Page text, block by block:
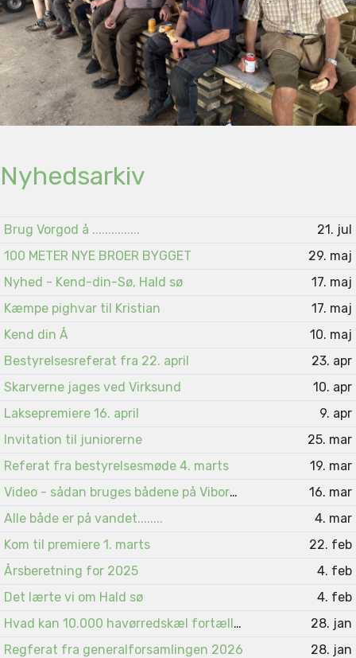
Nyhedsarkiv
Brug Vorgod å ...............
21. jul
100 METER NYE BROER BYGGET
29. maj
Nyhed - Kend-din-Sø, Hald sø
17. maj
Kæmpe pighvar til Kristian
17. maj
Kend din Å
10. maj
Bestyrelsesreferat fra 22. april
23. apr
Skarverne jages ved Virksund
10. apr
Laksepremiere 16. april
9. apr
Invitation til juniorerne
25. mar
Referat fra bestyrelsesmøde 4. marts
19. mar
Video - sådan bruges bådene på Viborgsøerne
16. mar
Alle både er på vandet........
4. mar
Kom til premiere 1. marts
22. feb
Årsberetning for 2025
4. feb
Det lærte vi om Hald sø
4. feb
Hvad kan 10.000 havørredskæl fortælle ?
28. jan
Regferat fra generalforsamlingen 2026
28. jan